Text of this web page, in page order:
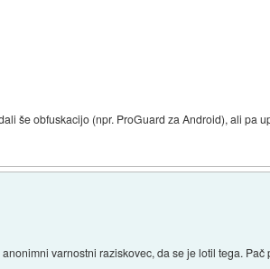
še obfuskacijo (npr. ProGuard za Android), ali pa
varnostni raziskovec, da se je lotil tega.